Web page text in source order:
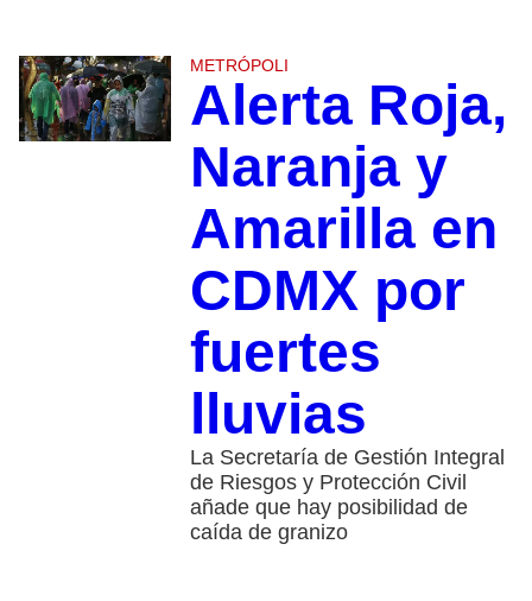
METRÓPOLI
Alerta Roja,
Naranja y
Amarilla en
CDMX por
fuertes
lluvias
La Secretaría de Gestión Integral
de Riesgos y Protección Civil
añade que hay posibilidad de
caída de granizo